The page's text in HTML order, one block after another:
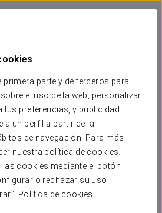
parte y de terceros para
el uso de la web, personalizar
tus preferencias, y publicidad
a un perfil a partir de la
de navegación. Para más
nuestra política de cookies.
las cookies mediante el botón
o rechazar su uso
Política de cookies